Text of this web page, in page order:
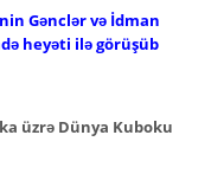
Gənclər və İdman
heyəti ilə görüşüb
üzrə Dünya Kuboku